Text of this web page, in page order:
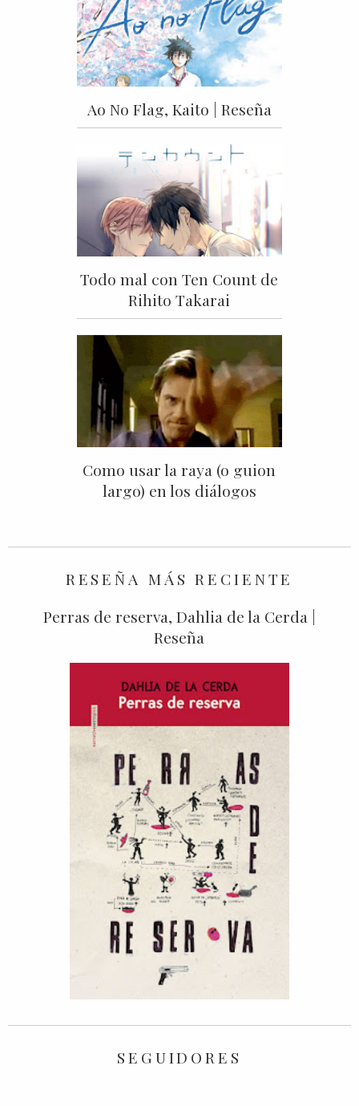
Ao No Flag, Kaito | Reseña
Todo mal con Ten Count de
Rihito Takarai
Como usar la raya (o guion
largo) en los diálogos
RESEÑA MÁS RECIENTE
Perras de reserva, Dahlia de la Cerda |
Reseña
SEGUIDORES